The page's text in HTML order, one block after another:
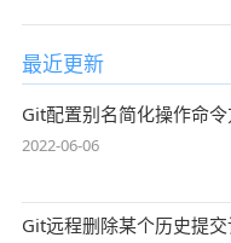
最近更新
Git配置别名简化操作命
2022-06-06
Git远程删除某个历史提